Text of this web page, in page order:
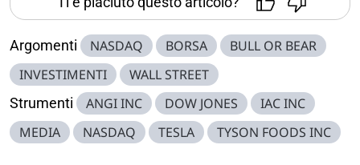
Argomenti NASDAQ BORSA
BULL OR BEAR
INVESTIMENTI
WALL STREET
Strumenti ANGI INC DOW JONES
IAC INC
MEDIA
NASDAQ TESLA TYSON FOODS INC